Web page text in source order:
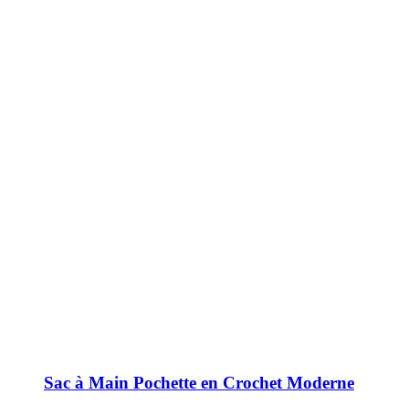
Sac à Main Pochette en Crochet Moderne